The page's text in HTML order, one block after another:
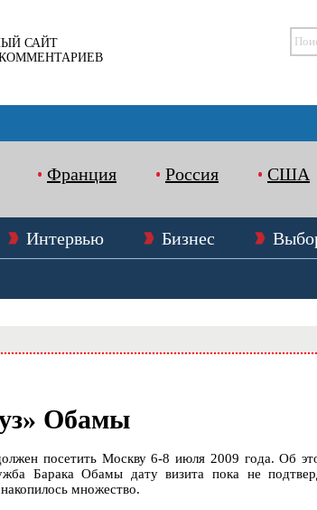
САЙТ
Франция Россия США
Интервью Бизнес
Обамы
посетить Москву 6-8 июля 2009 года. Об
Барака Обамы дату визита пока не
множество.